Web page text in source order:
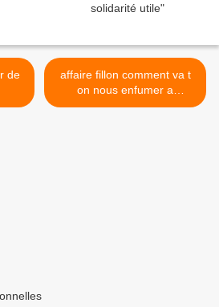
affaire fillon comment va t
on nous enfumer a
nouveau ? >